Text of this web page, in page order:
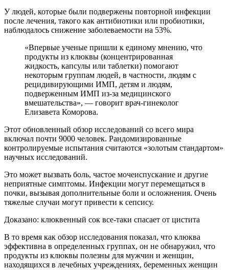
У людей, которые были подвержены повторной инфекции
после лечения, такого как антибиотики или пробиотики,
наблюдалось снижение заболеваемости на 53%.
«Впервые ученые пришли к единому мнению, что
продукты из клюквы (концентрированная
жидкость, капсулы или таблетки) помогают
некоторым группам людей, в частности, людям с
рецидивирующими ИМП, детям и людям,
подверженным ИМП из-за медицинского
вмешательства», — говорит врач-гинеколог
Елизавета Коморова.
Этот обновленный обзор исследований со всего мира
включал почти 9000 человек. Рандомизированные
контролируемые испытания считаются «золотым стандартом»
научных исследований.
Это может вызвать боль, частое мочеиспускание и другие
неприятные симптомы. Инфекции могут перемещаться в
почки, вызывая дополнительные боли и осложнения. Очень
тяжелые случаи могут привести к сепсису.
Доказано: клюквенный сок все-таки спасает от цистита
В то время как обзор исследования показал, что клюква
эффективна в определенных группах, он не обнаружил, что
продукты из клюквы полезны для мужчин и женщин,
находящихся в лечебных учреждениях, беременных женщин